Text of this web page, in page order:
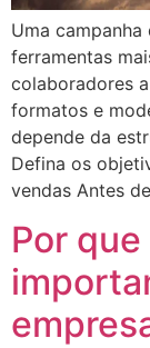
Uma
ferramentas
colaboradores
formatos e
depende da
Defina os
vendas Antes
Por